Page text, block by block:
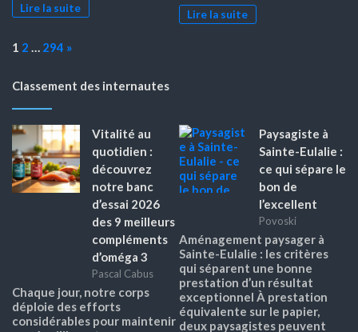
Lire la suite Lire la suite
Page:
1 2 … 294 Next
»
Classement des internautes
Vitalité au
quotidien :
découvrez
notre banc
d’essai 2026
des 9 meilleurs
compléments
d’oméga 3
Pascal Cabus
Chaque jour, notre corps
déploie des efforts
considérables pour maintenir
Paysagiste à
Sainte-Eulalie :
ce qui sépare le
bon de
l’excellent
Povoski
Aménagement paysager à
Sainte-Eulalie : les critères
qui séparent une bonne
prestation d’un résultat
exceptionnel À prestation
équivalente sur le papier,
deux paysagistes peuvent